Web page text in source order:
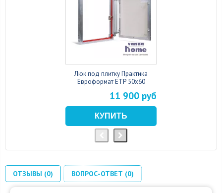
Люк под плитку Практика
Евроформат ЕТР 50x60
11 900 руб
ОТЗЫВЫ (0) ВОПРОС-ОТВЕТ (0)